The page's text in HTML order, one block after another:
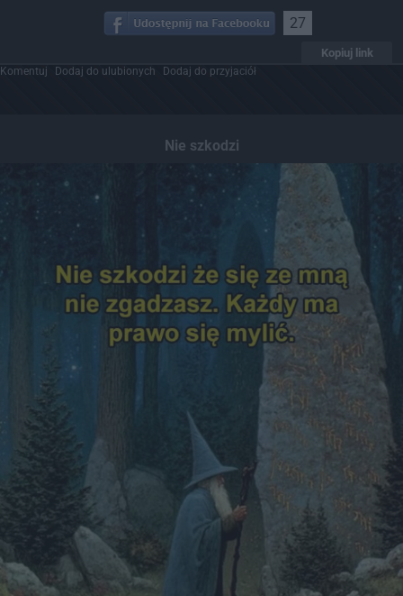
27
Kopiuj link
Komentuj Dodaj do ulubionych Dodaj do przyjaciół
Nie szkodzi